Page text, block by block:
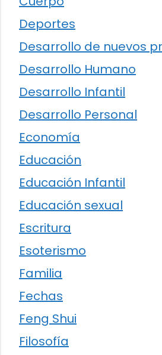
Deportes
Desarrollo de nuevos
Desarrollo Humano
Desarrollo Infantil
Desarrollo Personal
Economía
Educación
Educación Infantil
Educación sexual
Escritura
Esoterismo
Familia
Fechas
Feng Shui
Filosofía